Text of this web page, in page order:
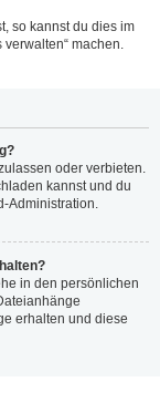
so kannst du dies im
verwalten“ machen.
oder verbieten.
kannst und du
Administration.
in den persönlichen
erhalten und diese